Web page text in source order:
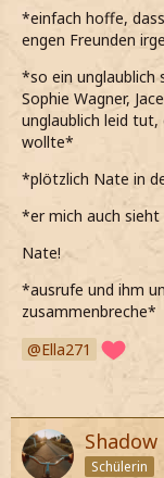
*einfach hoffe,
engen Freunden
*so ein unglaublich
Sophie Wagner,
unglaublich leid tut,
wollte*
*plötzlich Nate in
*er mich auch
Nate!
*ausrufe und ihm
zusammenbreche*
Ella271
Schülerin